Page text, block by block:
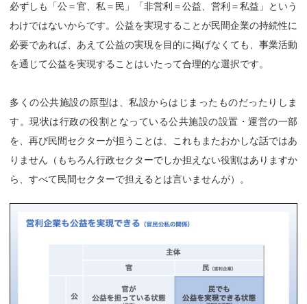
必ずしも「公＝官、私＝民」「非営利＝公益、営利＝私益」という
わけではないからです。公益を実現することが民間企業の持続性に
必要であれば、あえて公益の実現を目的に掲げなくても、事業活動
を通じて公益を実現することはいたって合理的な選択です。
多くの公共施設の原型は、私設からはじまったものだったりしま
す。現状は行政の役割となっている公共施設の設置・運営の一部
を、再び民間セクターが担うことは、これもまたおかしな話ではあ
りません（もちろん行政セクターでしか担えない役割はありますか
ら、すべて民間セクターで担えるとは言いませんが）。